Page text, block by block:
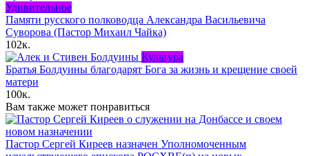
Удивительное
Памяти русского полководца Александра Васильевича
Суворова (Пастор Михаил Чайка)
102к.
Культура
Братья Болдуины благодарят Бога за жизнь и крещение своей
матери
100к.
Вам также может понравиться
Пастор Сергей Киреев назначен Уполномоченным